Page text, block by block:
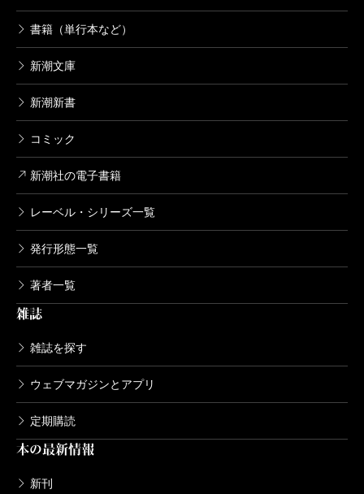
書籍（単行本など）
新潮文庫
新潮新書
コミック
新潮社の電子書籍
レーベル・シリーズ一覧
発行形態一覧
著者一覧
雑誌
雑誌を探す
ウェブマガジンとアプリ
定期購読
本の最新情報
新刊